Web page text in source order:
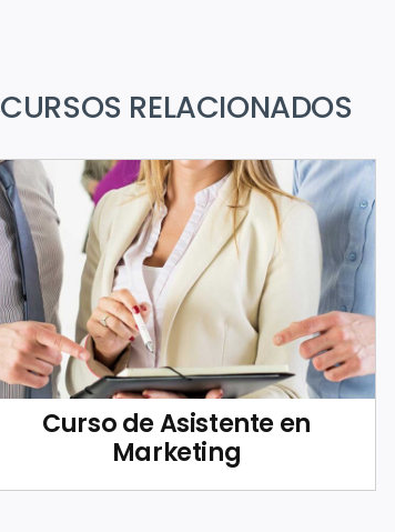
CURSOS RELACIONADOS
Curso de Asistente en
Marketing